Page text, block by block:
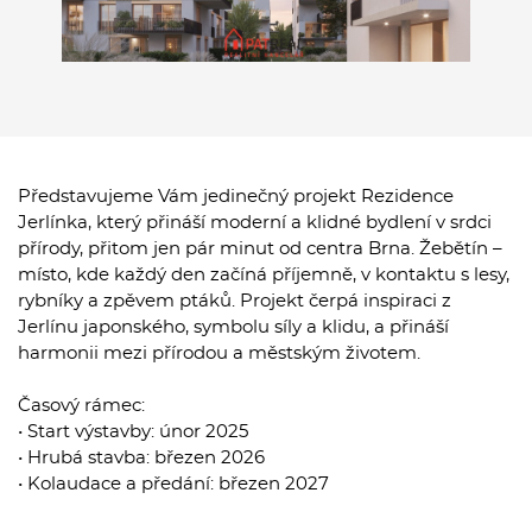
Představujeme Vám jedinečný projekt Rezidence
Jerlínka, který přináší moderní a klidné bydlení v srdci
přírody, přitom jen pár minut od centra Brna. Žebětín –
místo, kde každý den začíná příjemně, v kontaktu s lesy,
rybníky a zpěvem ptáků. Projekt čerpá inspiraci z
Jerlínu japonského, symbolu síly a klidu, a přináší
harmonii mezi přírodou a městským životem.
Časový rámec:
• Start výstavby: únor 2025
• Hrubá stavba: březen 2026
• Kolaudace a předání: březen 2027